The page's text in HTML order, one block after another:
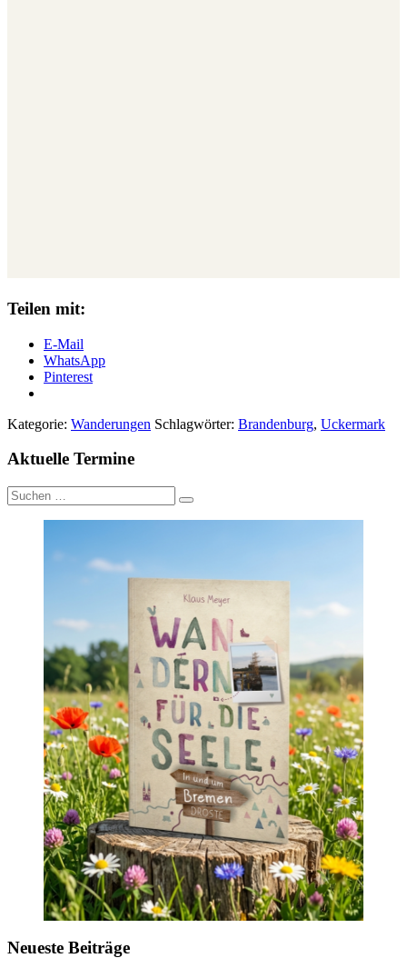
Teilen mit:
E-Mail
WhatsApp
Pinterest
Kategorie: Wanderungen Schlagwörter: Brandenburg, Uckermark
Aktuelle Termine
Suche
nach:
Neueste Beiträge